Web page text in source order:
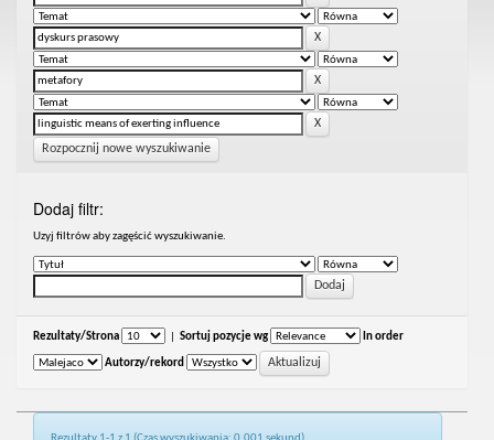
Rozpocznij nowe wyszukiwanie
Dodaj filtr:
Uzyj filtrów aby zagęścić wyszukiwanie.
Rezultaty/Strona Sortuj pozycje wg In order
Autorzy/rekord